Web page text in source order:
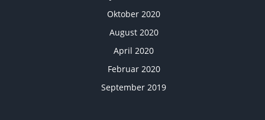
Oktober 2020
August 2020
April 2020
Februar 2020
September 2019